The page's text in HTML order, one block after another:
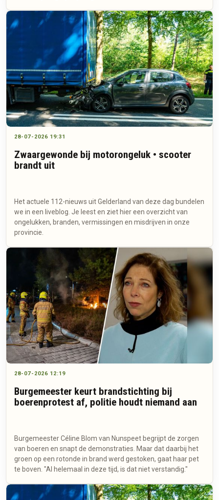
28-07-2026 19:31
Zwaargewonde bij motorongeluk • scooter
brandt uit
Het actuele 112-nieuws uit Gelderland van deze dag bundelen
we in een liveblog. Je leest en ziet hier een overzicht van
ongelukken, branden, vermissingen en misdrijven in onze
provincie.
28-07-2026 12:19
Burgemeester keurt brandstichting bij
boerenprotest af, politie houdt niemand aan
Burgemeester Céline Blom van Nunspeet begrijpt de zorgen
van boeren en snapt de demonstraties. Maar dat daarbij het
groen op een rotonde in brand werd gestoken, gaat haar pet
te boven. "Al helemaal in deze tijd, is dat niet verstandig."